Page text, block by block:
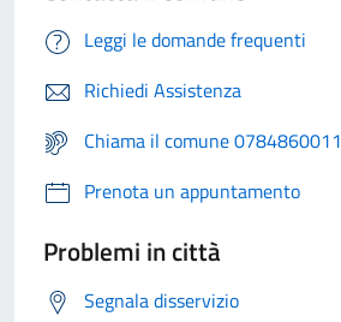
Leggi le domande frequenti
Richiedi Assistenza
Chiama il comune 0784860011
Prenota un appuntamento
Problemi in città
Segnala disservizio